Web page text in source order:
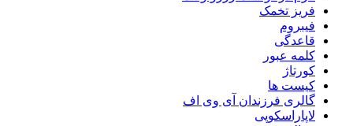
فریز تخمک
فیبروم
قاعدگی
کلمه عبور
کورتاژ
کیست ها
گالری فرزندان آی وی اف
لاپاراسکوپی